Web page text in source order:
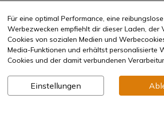
Synthetisch
Für eine optimal Performance, eine
Werbezwecken empfiehlt dir dieser Laden, der
Cookies von sozialen Medien und
Media-Funktionen und erhältst personalisierte
Cookies und der damit verbundenen
Einstellungen